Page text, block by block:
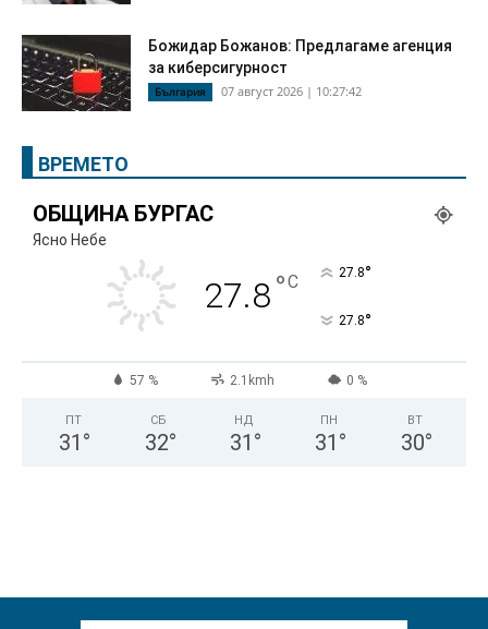
Божидар Божанов: Предлагаме агенция
за киберсигурност
България 07 август 2026 | 10:27:42
ВРЕМЕТО
ОБЩИНА БУРГАС
Ясно Небе
27.8°C 27.8°
27.8°
57 % 2.1kmh 0 %
ПТ
31 °
СБ
32°
НД
31 °
ПН
31 °
ВТ
30°